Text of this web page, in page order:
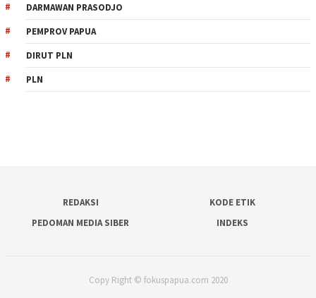
DARMAWAN PRASODJO
PEMPROV PAPUA
DIRUT PLN
PLN
REDAKSI
KODE ETIK
PEDOMAN MEDIA SIBER
INDEKS
Copy Right © fokuspapua.com 2020